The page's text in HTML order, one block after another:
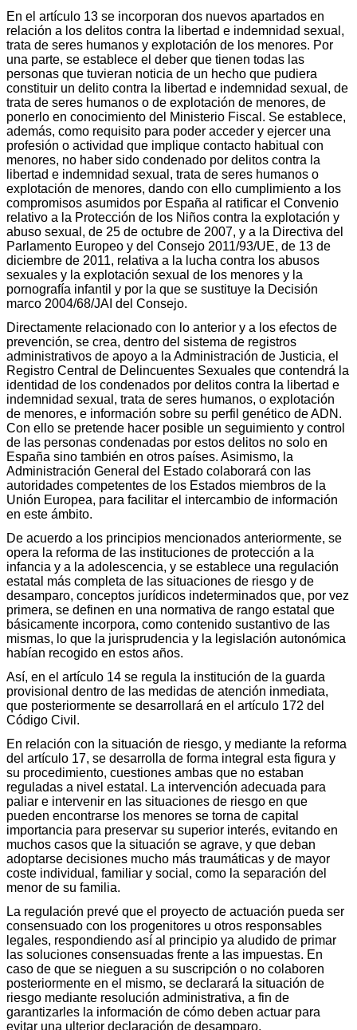
En el artículo 13 se incorporan dos nuevos apartados en
relación a los delitos contra la libertad e indemnidad sexual,
trata de seres humanos y explotación de los menores. Por
una parte, se establece el deber que tienen todas las
personas que tuvieran noticia de un hecho que pudiera
constituir un delito contra la libertad e indemnidad sexual, de
trata de seres humanos o de explotación de menores, de
ponerlo en conocimiento del Ministerio Fiscal. Se establece,
además, como requisito para poder acceder y ejercer una
profesión o actividad que implique contacto habitual con
menores, no haber sido condenado por delitos contra la
libertad e indemnidad sexual, trata de seres humanos o
explotación de menores, dando con ello cumplimiento a los
compromisos asumidos por España al ratificar el Convenio
relativo a la Protección de los Niños contra la explotación y
abuso sexual, de 25 de octubre de 2007, y a la Directiva del
Parlamento Europeo y del Consejo 2011/93/UE, de 13 de
diciembre de 2011, relativa a la lucha contra los abusos
sexuales y la explotación sexual de los menores y la
pornografía infantil y por la que se sustituye la Decisión
marco 2004/68/JAI del Consejo.
Directamente relacionado con lo anterior y a los efectos de
prevención, se crea, dentro del sistema de registros
administrativos de apoyo a la Administración de Justicia, el
Registro Central de Delincuentes Sexuales que contendrá la
identidad de los condenados por delitos contra la libertad e
indemnidad sexual, trata de seres humanos, o explotación
de menores, e información sobre su perfil genético de ADN.
Con ello se pretende hacer posible un seguimiento y control
de las personas condenadas por estos delitos no solo en
España sino también en otros países. Asimismo, la
Administración General del Estado colaborará con las
autoridades competentes de los Estados miembros de la
Unión Europea, para facilitar el intercambio de información
en este ámbito.
De acuerdo a los principios mencionados anteriormente, se
opera la reforma de las instituciones de protección a la
infancia y a la adolescencia, y se establece una regulación
estatal más completa de las situaciones de riesgo y de
desamparo, conceptos jurídicos indeterminados que, por vez
primera, se definen en una normativa de rango estatal que
básicamente incorpora, como contenido sustantivo de las
mismas, lo que la jurisprudencia y la legislación autonómica
habían recogido en estos años.
Así, en el artículo 14 se regula la institución de la guarda
provisional dentro de las medidas de atención inmediata,
que posteriormente se desarrollará en el artículo 172 del
Código Civil.
En relación con la situación de riesgo, y mediante la reforma
del artículo 17, se desarrolla de forma integral esta figura y
su procedimiento, cuestiones ambas que no estaban
reguladas a nivel estatal. La intervención adecuada para
paliar e intervenir en las situaciones de riesgo en que
pueden encontrarse los menores se torna de capital
importancia para preservar su superior interés, evitando en
muchos casos que la situación se agrave, y que deban
adoptarse decisiones mucho más traumáticas y de mayor
coste individual, familiar y social, como la separación del
menor de su familia.
La regulación prevé que el proyecto de actuación pueda ser
consensuado con los progenitores u otros responsables
legales, respondiendo así al principio ya aludido de primar
las soluciones consensuadas frente a las impuestas. En
caso de que se nieguen a su suscripción o no colaboren
posteriormente en el mismo, se declarará la situación de
riesgo mediante resolución administrativa, a fin de
garantizarles la información de cómo deben actuar para
evitar una ulterior declaración de desamparo.